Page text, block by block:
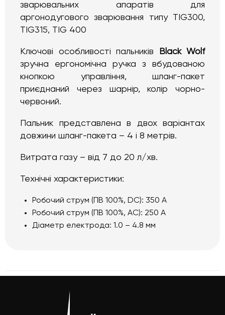
зварювальних апаратів для
аргонодугового зварювання типу TIG300,
TIG315, TIG 400
Ключові особливості пальників
Black Wolf
зручна ергономічна ручка з вбудованою
кнопкою управління, шланг-пакет
приєднаний через шарнір, колір чорно-
червоний.
Пальник представлена в двох варіантах
довжини шланг-пакета – 4 і 8 метрів.
Витрата газу – від 7 до 20 л/хв.
Технічні характеристики:
Робочий струм (ПВ 100%, DC): 350 А
Робочий струм (ПВ 100%, AC): 250 А
Діаметр електрода: 1.0 – 4.8 мм